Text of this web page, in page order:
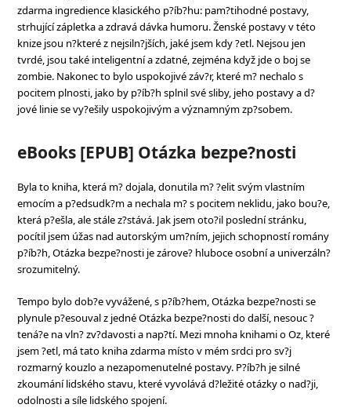
zdarma ingredience klasického p?íb?hu: pam?tihodné postavy,
strhující zápletka a zdravá dávka humoru. Ženské postavy v této
knize jsou n?které z nejsiln?jších, jaké jsem kdy ?etl. Nejsou jen
tvrdé, jsou také inteligentní a zdatné, zejména když jde o boj se
zombie. Nakonec to bylo uspokojivé záv?r, které m? nechalo s
pocitem plnosti, jako by p?íb?h splnil své sliby, jeho postavy a d?
jové linie se vy?ešily uspokojivým a významným zp?sobem.
eBooks [EPUB] Otázka bezpe?nosti
Byla to kniha, která m? dojala, donutila m? ?elit svým vlastním
emocím a p?edsudk?m a nechala m? s pocitem neklidu, jako bou?e,
která p?ešla, ale stále z?stává. Jak jsem oto?il poslední stránku,
pocítil jsem úžas nad autorským um?ním, jejich schopností romány
p?íb?h, Otázka bezpe?nosti je zárove? hluboce osobní a univerzáln?
srozumitelný.
Tempo bylo dob?e vyvážené, s p?íb?hem, Otázka bezpe?nosti se
plynule p?esouval z jedné Otázka bezpe?nosti do další, nesouc ?
tená?e na vln? zv?davosti a nap?tí. Mezi mnoha knihami o Oz, které
jsem ?etl, má tato kniha zdarma místo v mém srdci pro sv?j
rozmarný kouzlo a nezapomenutelné postavy. P?íb?h je silné
zkoumání lidského stavu, které vyvolává d?ležité otázky o nad?ji,
odolnosti a síle lidského spojení.